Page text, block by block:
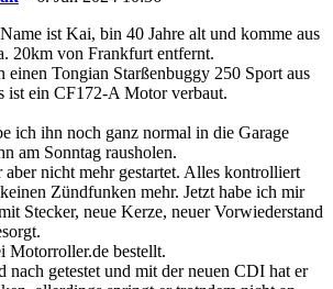
ist Kai, bin 40 Jahre alt und komme aus
20km von Frankfurt entfernt.
einen Tongian Starßenbuggy 250 Sport aus
ist ein CF172-A Motor verbaut.
ich ihn noch ganz normal in die Garage
am Sonntag rausholen.
nicht mehr gestartet. Alles kontrolliert
Zündfunken mehr. Jetzt habe ich mir
Stecker, neue Kerze, neuer Vorwiederstand
Motorroller.de bestellt.
nach getestet und mit der neuen CDI hat er